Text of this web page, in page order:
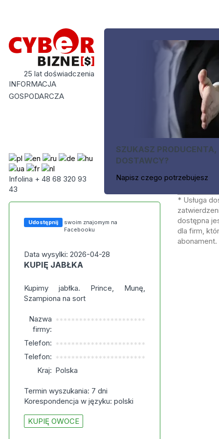
25 lat doświadczenia
INFORMACJA
GOSPODARCZA
Infolina + 48 68 320 93
43
SZUKASZ PRODUCENTA,
DOSTAWCY?
Napisz czego potrzebujesz
Udostępnij
swoim znajomym na
Facebooku
Data wysylki: 2026-04-28
KUPIĘ JABŁKA
Kupimy jabłka. Prince, Munę,
Szampiona na sort
Nazwa
firmy:
***********************
Telefon: ***********************
Telefon: ***********************
Kraj: Polska
Termin wyszukania: 7 dni
Korespondencja w języku: polski
KUPIĘ OWOCE
* Usługa
dostępna
dla firm,
abonament.